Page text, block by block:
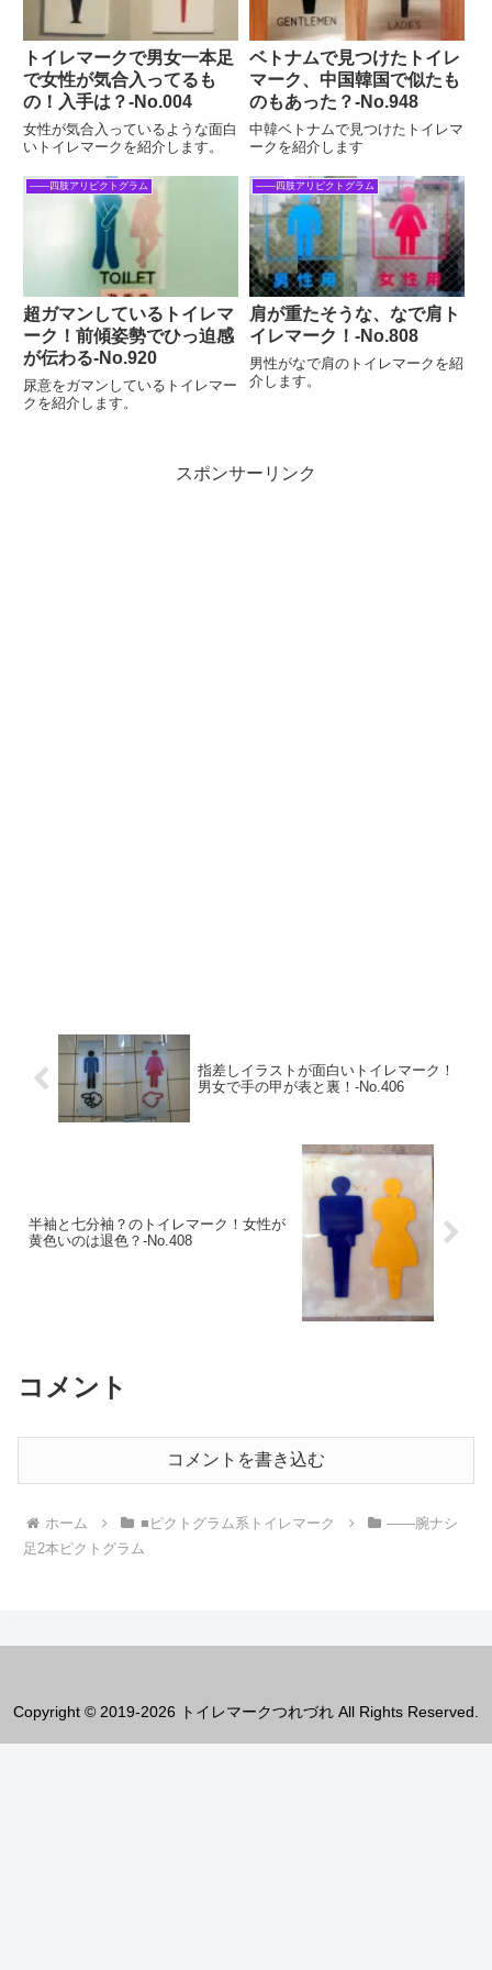
トイレマークで男女一本足
で女性が気合入ってるも
の！入手は？-No.004
女性が気合入っているような面白
いトイレマークを紹介します。
ベトナムで見つけたトイレ
マーク、中国韓国で似たも
のもあった？‐No.948
中韓ベトナムで見つけたトイレマ
ークを紹介します
――四肢アリピクトグラム
超ガマンしているトイレマ
ーク！前傾姿勢でひっ迫感
が伝わる‐No.920
尿意をガマンしているトイレマー
クを紹介します。
――四肢アリピクトグラム
肩が重たそうな、なで肩ト
イレマーク！‐No.808
男性がなで肩のトイレマークを紹
介します。
スポンサーリンク
指差しイラストが面白いトイレマーク！
男女で手の甲が表と裏！‐No.406
半袖と七分袖？のトイレマーク！女性が
黄色いのは退色？‐No.408
コメント
コメントを書き込む
ホーム ■ピクトグラム系トイレマーク
――腕ナシ
足2本ピクトグラム
Copyright © 2019-2026 トイレマークつれづれ All Rights Reserved.